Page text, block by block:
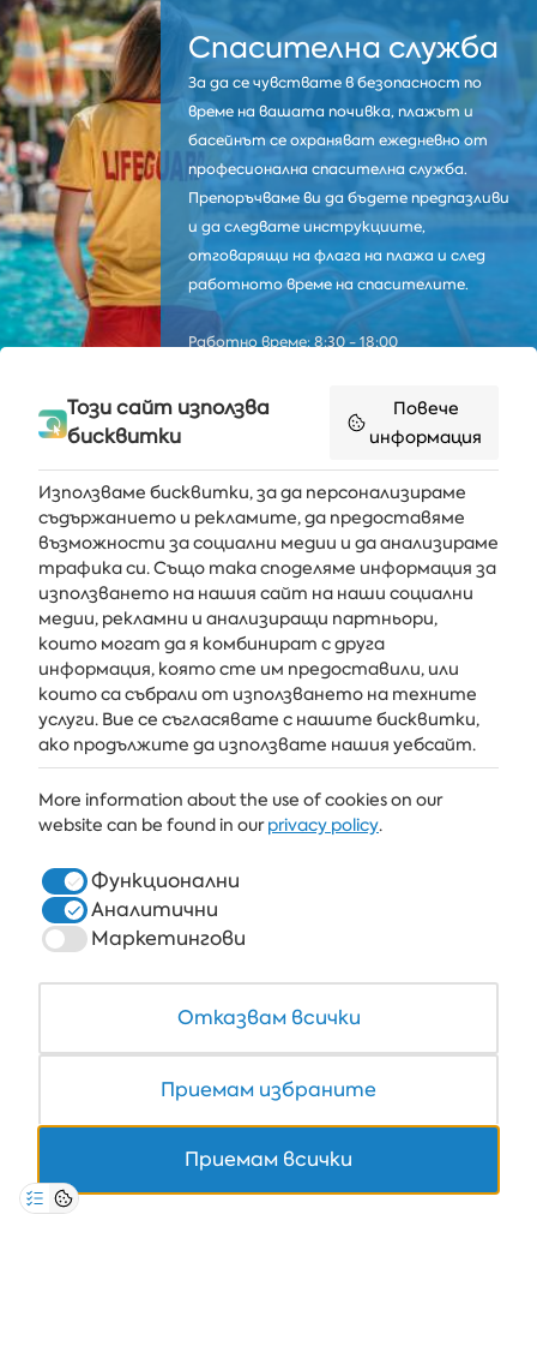
Спасителна служба
За да се чувствате в безопасност по
време на вашата почивка, плажът и
басейнът се охраняват ежедневно от
професионална спасителна служба.
Препоръчваме ви да бъдете предпазливи
и да следвате инструкциите,
отговарящи на флага на плажа и след
работното време на спасителите.
Работно време: 8:30 - 18:00
Получавайте последните новини и оферти направо във
вашата пощенска кутия
АБОНИРАЙ СЕ
АЛБЕНА
ХОТЕЛИ
ЗДРАВЕ & СПА
РЕСТОРАНТИ И БАРОВЕ
COWORKING
+359 700 12 110
Този сайт използва
бисквитки
Повече
информация
Използваме бисквитки, за да персонализираме
съдържанието и рекламите, да предоставяме
възможности за социални медии и да анализираме
трафика си. Също така споделяме информация за
използването на нашия сайт на наши социални
медии, рекламни и анализиращи партньори,
които могат да я комбинират с друга
информация, която сте им предоставили, или
които са събрали от използването на техните
услуги. Вие се съгласявате с нашите бисквитки,
ако продължите да използвате нашия уебсайт.
More information about the use of cookies on our
website can be found in ourprivacy policy.
Функционални
Аналитични
Маркетингови
Отказвам всички
Приемам избраните
Приемам всички